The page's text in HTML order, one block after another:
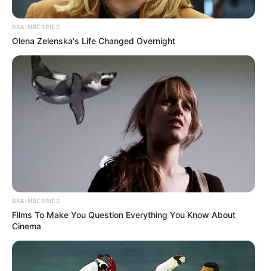
BRAINBERRIES
Olena Zelenska's Life Changed Overnight
BRAINBERRIES
Films To Make You Question Everything You Know About
Cinema